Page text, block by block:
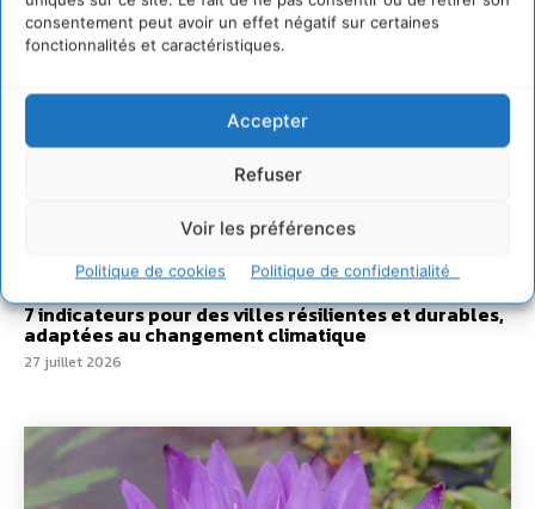
consentement peut avoir un effet négatif sur certaines
fonctionnalités et caractéristiques.
Accepter
Refuser
Voir les préférences
Politique de cookies Politique de confidentialité
2 août 2026
Développer notre attention aux espèces vivantes
Un kit citoyen pour lever les freins au
développement des forêts comestibles dans nos
28 juillet 2026
7 indicateurs pour des villes résilientes et durables,
adaptées au changement climatique
27 juillet 2026